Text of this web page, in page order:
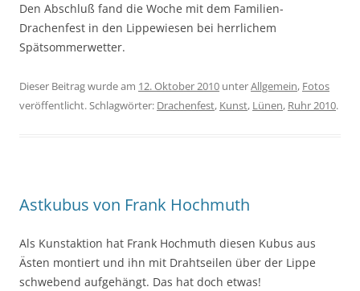
Den Abschluß fand die Woche mit dem Familien-
Drachenfest in den Lippewiesen bei herrlichem
Spätsommerwetter.
Dieser Beitrag wurde am 12. Oktober 2010 unterAllgemein, Fotos
veröffentlicht. Schlagwörter: Drachenfest, Kunst, Lünen, Ruhr 2010.
Astkubus von Frank Hochmuth
Als Kunstaktion hat Frank Hochmuth diesen Kubus aus
Ästen montiert und ihn mit Drahtseilen über der Lippe
schwebend aufgehängt. Das hat doch etwas!